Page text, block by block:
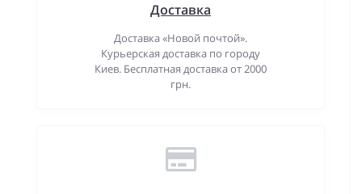
Доставка
Доставка «Новой почтой».
Курьерская доставка по городу
Киев. Бесплатная доставка от 2000
грн.